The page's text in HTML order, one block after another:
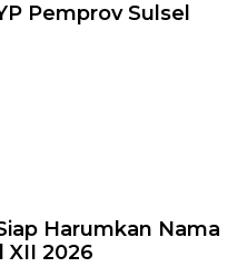
Pemprov Sulsel
Harumkan Nama
XII 2026